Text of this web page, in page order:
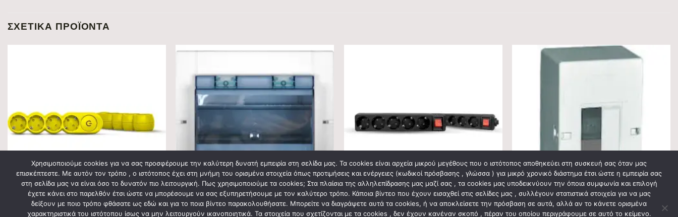
ΣΧΕΤΙΚΆ ΠΡΟΪΌΝΤΑ
ΗΛΕΚΤΡΟΛΟΓΙΚΟ ΥΛΙΚΟ ΕΞΩΤΕΡΙΚΟΎ ΤΎΠΟΥ ΗΛΕΚΤΡΟΛΟΓΙΚΟ ΥΛΙΚΟ ΕΞΩΤΕΡΙΚΟΎ ΤΎΠΟΥ
Χρησιμοποιούμε cookies για να σας προσφέρουμε την καλύτερη δυνατή εμπειρία στη σελίδα μας. Τα cookies είναι αρχεία μικρού μεγέθους που ο ιστότοπος αποθηκεύει στη συσκευή σας όταν μας
επισκέπτεστε. Με αυτόν τον τρόπο , ο ιστότοπος έχει στη μνήμη του ορισμένα στοιχεία όπως προτιμήσεις και ενέργειες (κωδικοί πρόσβασης , γλώσσα ) για μικρό χρονικό διάστημα έτσι ώστε η εμπειρία σας
στη σελίδα μας να είναι όσο το δυνατόν πιο λειτουργική. Πως χρησιμοποιούμε τα cookies; Στα πλαίσια της αλληλεπίδρασης μας μαζί σας , τα cookies μας υποδεικνύουν την όποια συμφωνία και επιλογή
έχετε κάνει στο παρελθόν έτσι ώστε να μπορέσουμε να σας εξυπηρετήσουμε με τον καλύτερο τρόπο. Κάποια βίντεο που έχουν εισαχθεί στις σελίδες μας , συλλέγουν στατιστικά στοιχεία για να μας
δείξουν με ποιο τρόπο φθάσατε ως εδώ και για το ποια βίντεο παρακολουθήσατε. Μπορείτε να διαγράψετε αυτά τα cookies, ή να αποκλείσετε την πρόσβαση σε αυτά, αλλά αν το κάνετε ορισμένα
χαρακτηριστικά του ιστότοπου ίσως να μην λειτουργούν ικανοποιητικά. Τα στοιχεία που σχετίζονται με τα cookies , δεν έχουν κανέναν σκοπό , πέραν του οποίου περιγράφουμε σε αυτό το κείμενο.